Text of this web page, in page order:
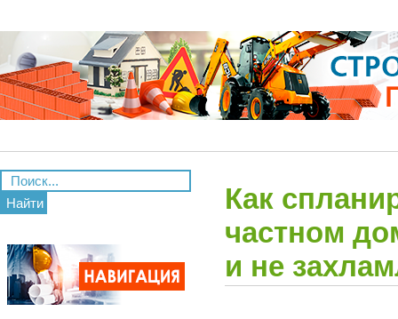
Найти
Как
частном
и не